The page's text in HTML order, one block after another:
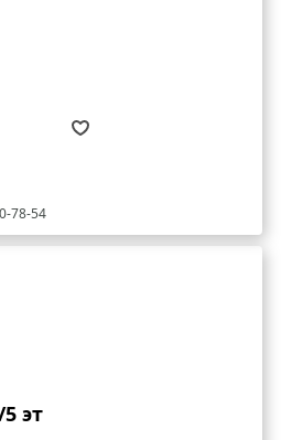
78-54
эт